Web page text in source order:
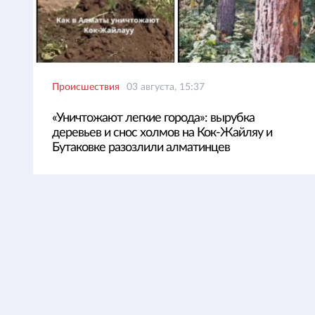
Происшествия 03 августа, 15:37
«Уничтожают легкие города»: вырубка
деревьев и снос холмов на Кок-Жайляу и
Бутаковке разозлили алматинцев